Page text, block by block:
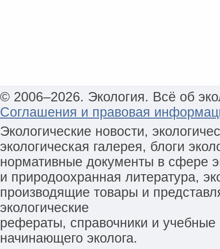
© 2006–2026. Экология. Всё об
Соглашения и правовая
Экологические новости,
экологическая галерея, блоги
нормативные документы в сфере
и природоохранная литература,
производящие товары и
экологические
рефераты, справочники и
начинающего эколога.